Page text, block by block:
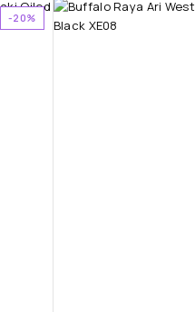
-20%